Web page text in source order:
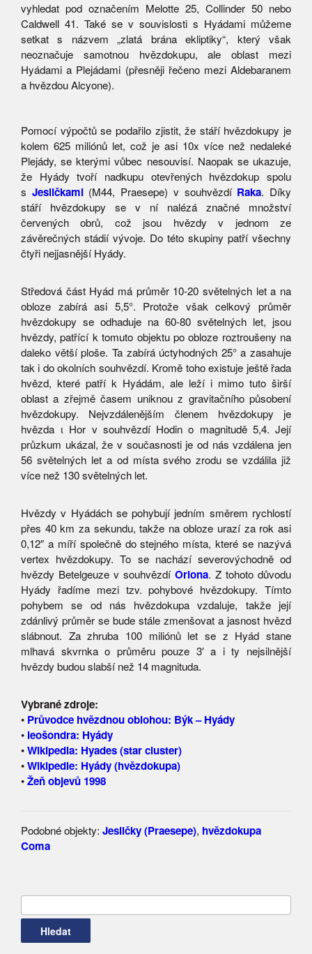
vyhledat pod označením Melotte 25, Collinder 50 nebo
Caldwell 41. Také se v souvislosti s Hyádami můžeme
setkat s názvem „zlatá brána ekliptiky“, který však
neoznačuje samotnou hvězdokupu, ale oblast mezi
Hyádami a Plejádami (přesněji řečeno mezi Aldebaranem
a hvězdou Alcyone).
Pomocí výpočtů se podařilo zjistit, že stáří hvězdokupy je
kolem 625 miliónů let, což je asi 10x více než nedaleké
Plejády, se kterými vůbec nesouvisí. Naopak se ukazuje,
že Hyády tvoří nadkupu otevřených hvězdokup spolu
s Jesličkami(M44, Praesepe) v souhvězdí Raka. Díky
stáří hvězdokupy se v ní nalézá značné množství
červených obrů, což jsou hvězdy v jednom ze
závěrečných stádií vývoje. Do této skupiny patří všechny
čtyři nejjasnější Hyády.
Středová část Hyád má průměr 10-20 světelných let a na
obloze zabírá asi 5,5°. Protože však celkový průměr
hvězdokupy se odhaduje na 60-80 světelných let, jsou
hvězdy, patřící k tomuto objektu po obloze roztroušeny na
daleko větší ploše. Ta zabírá úctyhodných 25° a zasahuje
tak i do okolních souhvězdí. Kromě toho existuje ještě řada
hvězd, které patří k Hyádám, ale leží i mimo tuto širší
oblast a zřejmě časem uniknou z gravitačního působení
hvězdokupy. Nejvzdálenějším členem hvězdokupy je
hvězda ι Hor v souhvězdí Hodin o magnitudě 5,4. Její
průzkum ukázal, že v současnosti je od nás vzdálena jen
56 světelných let a od místa svého zrodu se vzdálila již
více než 130 světelných let.
Hvězdy v Hyádách se pohybují jedním směrem rychlostí
přes 40 km za sekundu, takže na obloze urazí za rok asi
0,12″ a míří společně do stejného místa, které se nazývá
vertex hvězdokupy. To se nachází severovýchodně od
hvězdy Betelgeuze v souhvězdí Oriona. Z tohoto důvodu
Hyády řadíme mezi tzv. pohybové hvězdokupy. Tímto
pohybem se od nás hvězdokupa vzdaluje, takže její
zdánlivý průměr se bude stále zmenšovat a jasnost hvězd
slábnout. Za zhruba 100 miliónů let se z Hyád stane
mlhavá skvrnka o průměru pouze 3′ a i ty nejsilnější
hvězdy budou slabší než 14 magnituda.
Vybrané zdroje:
• Průvodce hvězdnou oblohou: Býk – Hyády
• leošondra: Hyády
•Wikipedia: Hyades (star cluster)
•Wikipedie: Hyády (hvězdokupa)
•Žeň objevů 1998
Podobné objekty: Jesličky (Praesepe), hvězdokupa
Coma